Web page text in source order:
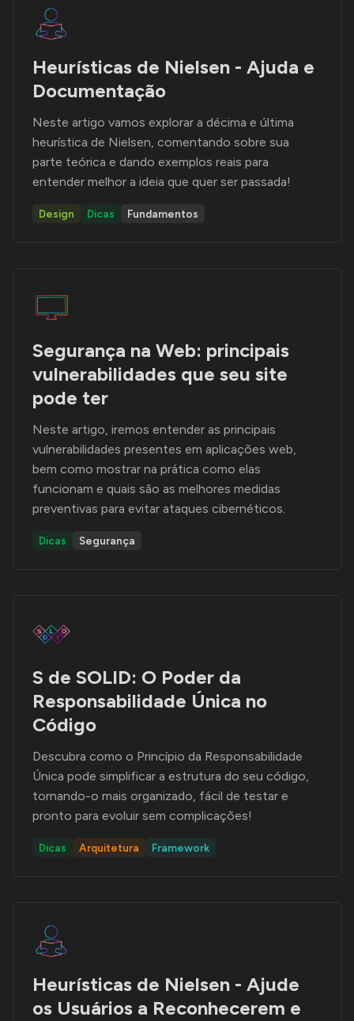
Heurísticas de Nielsen - Ajuda e
Documentação
Neste artigo vamos explorar a décima e última
heurística de Nielsen, comentando sobre sua
parte teórica e dando exemplos reais para
entender melhor a ideia que quer ser passada!
Design Dicas Fundamentos
Segurança na Web: principais
vulnerabilidades que seu site
pode ter
Neste artigo, iremos entender as principais
vulnerabilidades presentes em aplicações web,
bem como mostrar na prática como elas
funcionam e quais são as melhores medidas
preventivas para evitar ataques cibernéticos.
Dicas Segurança
S de SOLID: O Poder da
Responsabilidade Única no
Código
Descubra como o Princípio da Responsabilidade
Única pode simplificar a estrutura do seu código,
tornando-o mais organizado, fácil de testar e
pronto para evoluir sem complicações!
Dicas Arquitetura Framework
Heurísticas de Nielsen - Ajude
os Usuários a Reconhecerem e